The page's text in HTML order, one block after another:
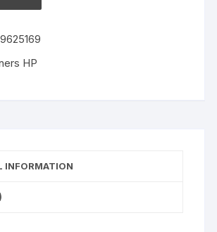
HP
INFORMATION